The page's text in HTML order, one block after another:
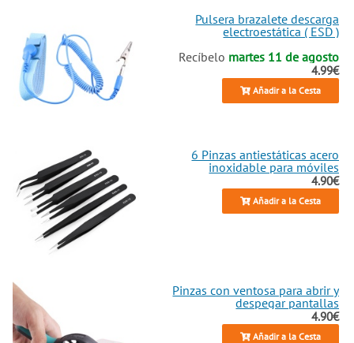
Pulsera brazalete descarga
electroestática ( ESD )
Recíbelo martes 11 de agosto
4.99€
Añadir a la Cesta
6 Pinzas antiestáticas acero
inoxidable para móviles
4.90€
Añadir a la Cesta
Pinzas con ventosa para abrir y
despegar pantallas
4.90€
Añadir a la Cesta